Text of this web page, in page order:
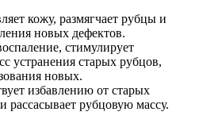
кожу, размягчает рубцы и
новых дефектов.
стимулирует
устранения старых рубцов,
новых.
избавлению от старых
рассасывает рубцовую массу.